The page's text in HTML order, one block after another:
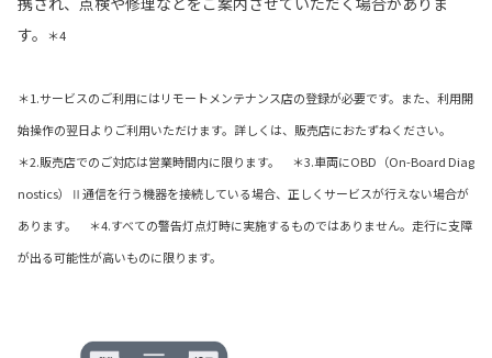
す。
＊4
＊1.サービスのご利用にはリモートメンテナンス店の登録が必要です。また、利用開
始操作の翌日よりご利用いただけます。詳しくは、販売店におたずねください。
＊2.販売店でのご対応は営業時間内に限ります。 ＊3.車両にOBD（On-Board Diag
nostics）Ⅱ通信を行う機器を接続している場合、正しくサービスが行えない場合が
あります。 ＊4.すべての警告灯点灯時に実施するものではありません。走行に支障
が出る可能性が高いものに限ります。